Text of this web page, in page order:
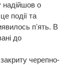
надійшов о
події та
пʼять. В
до
черепно-